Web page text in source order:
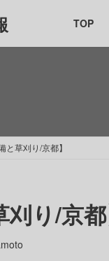
TOP
と草刈り/京都】
り/京都